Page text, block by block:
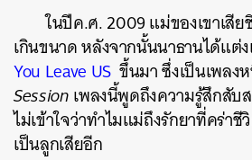
ในปีค.ศ. 2009 แม่ของเขาเสีย
เกินขนาด หลังจากนั้นนาธานได้แต่
You Leave USขึ้นมา ซึ่งเป็นเพลง
Sessionเพลงนี้พูดถึงความรู้สึกสับ
ไม่เข้าใจว่าทำไมแม่ถึงรักยาที่คร่าชี
เป็นลูกเสียอีก